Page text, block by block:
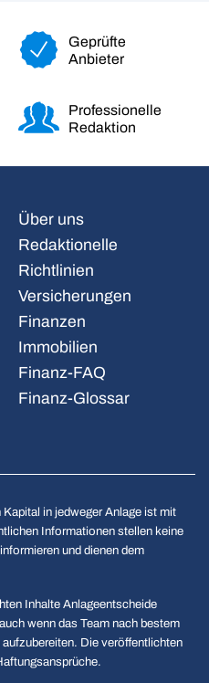
Geprüfte
Anbieter
Professionelle
Redaktion
Über uns
Redaktionelle
Richtlinien
Versicherungen
Finanzen
Immobilien
Finanz-FAQ
Finanz-Glossar
in jedweger Anlage ist mit
Informationen stellen keine
und dienen dem
Inhalte Anlageentscheide
wenn das Team nach bestem
Die veröffentlichten